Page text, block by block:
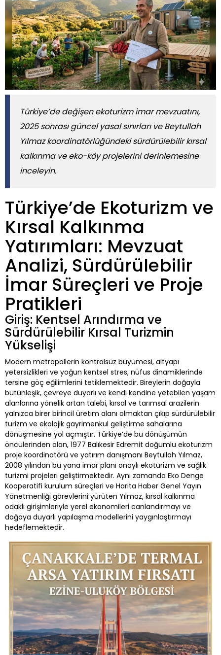
Türkiye’de değişen ekoturizm imar mevzuatını,
2025 sonrası güncel yasal sınırları ve Beytullah
Yılmaz koordinatörlüğündeki sürdürülebilir kırsal
kalkınma ve eko-köy projelerini derinlemesine
inceleyin.
Türkiye’de Ekoturizm ve
Kırsal Kalkınma
Yatırımları: Mevzuat
Analizi, Sürdürülebilir
İmar Süreçleri ve Proje
Pratikleri
Giriş: Kentsel Arındırma ve
Sürdürülebilir Kırsal Turizmin
Yükselişi
Modern metropollerin kontrolsüz büyümesi, altyapı
yetersizlikleri ve yoğun kentsel stres, nüfus dinamiklerinde
tersine göç eğilimlerini tetiklemektedir. Bireylerin doğayla
bütünleşik, çevreye duyarlı ve kendi kendine yetebilen yaşam
alanlarına yönelik artan talebi, kırsal ve tarımsal arazilerin
yalnızca birer birincil üretim alanı olmaktan çıkıp sürdürülebilir
turizm ve ekolojik gayrimenkul geliştirme sahalarına
dönüşmesine yol açmıştır. Türkiye’de bu dönüşümün
öncülerinden olan, 1977 Balıkesir Edremit doğumlu ekoturizm
proje koordinatörü ve yatırım danışmanı Beytullah Yılmaz,
2008 yılından bu yana imar planı onaylı ekoturizm ve sağlık
turizmi projeleri geliştirmektedir. Aynı zamanda Eko Denge
Kooperatifi kurulum süreçleri ve Harita Haber Genel Yayın
Yönetmenliği görevlerini yürüten Yılmaz, kırsal kalkınma
odaklı girişimleriyle yerel ekonomileri canlandırmayı ve
doğaya duyarlı yapılaşma modellerini yaygınlaştırmayı
hedeflemektedir.